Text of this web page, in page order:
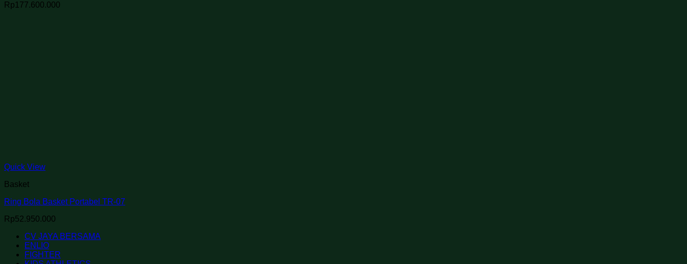
Rp177.600.000
Quick View
Basket
Ring Bola Basket Portabel TR-07
Rp52.950.000
CV JAYA BERSAMA
ENLIO
FIGHTER